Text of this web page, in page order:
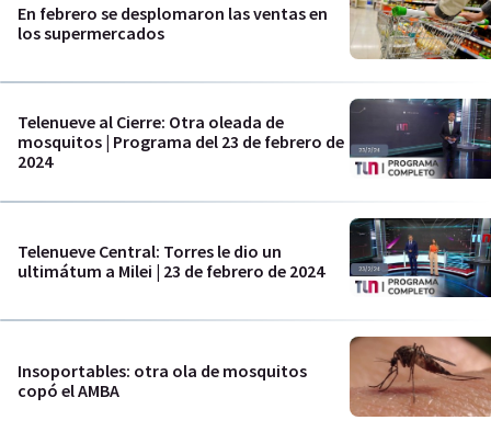
En febrero se desplomaron las ventas en
los supermercados
Telenueve al Cierre: Otra oleada de
mosquitos | Programa del 23 de febrero de
2024
Telenueve Central: Torres le dio un
ultimátum a Milei | 23 de febrero de 2024
Insoportables: otra ola de mosquitos
copó el AMBA